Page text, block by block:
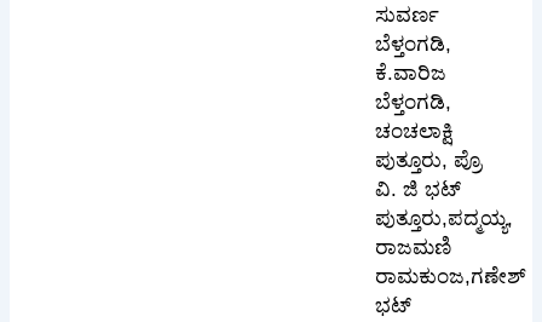
ಸುವರ್ಣ
ಬೆಳ್ತಂಗಡಿ,
ಕೆ.ವಾರಿಜ
ಬೆಳ್ತಂಗಡಿ,
ಚಂಚಲಾಕ್ಷಿ
ಪುತ್ತೂರು, ಪ್ರೊ
ವಿ. ಜಿ ಭಟ್
ಪುತ್ತೂರು,ಪದ್ಮಯ್ಯ,
ರಾಜಮಣಿ
ರಾಮಕುಂಜ,ಗಣೇಶ್
ಭಟ್